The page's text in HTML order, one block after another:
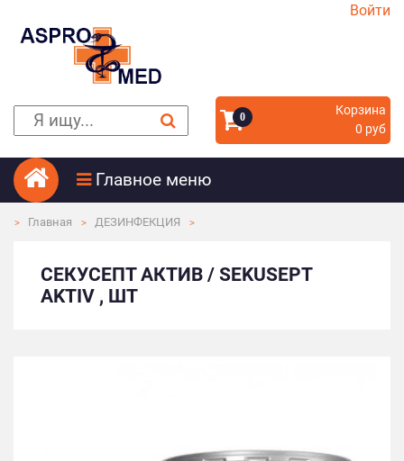
Войти
0
Корзина
0 руб
Главное меню
Главная ДЕЗИНФЕКЦИЯ
СЕКУСЕПТ АКТИВ / SEKUSEPT
AKTIV , ШТ